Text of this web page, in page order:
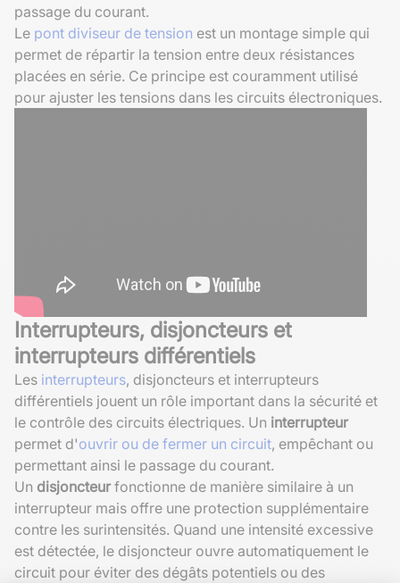
passage du courant.
Le pont diviseur de tension est un montage simple qui
permet de répartir la tension entre deux résistances
placées en série. Ce principe est couramment utilisé
pour ajuster les tensions dans les circuits électroniques.
Interrupteurs, disjoncteurs et
interrupteurs différentiels
Les interrupteurs, disjoncteurs et interrupteurs
différentiels jouent un rôle important dans la sécurité et
le contrôle des circuits électriques. Un interrupteur
permet d'ouvrir ou de fermer un circuit, empêchant ou
permettant ainsi le passage du courant.
Un disjoncteurfonctionne de manière similaire à un
interrupteur mais offre une protection supplémentaire
contre les surintensités. Quand une intensité excessive
est détectée, le disjoncteur ouvre automatiquement le
circuit pour éviter des dégâts potentiels ou des